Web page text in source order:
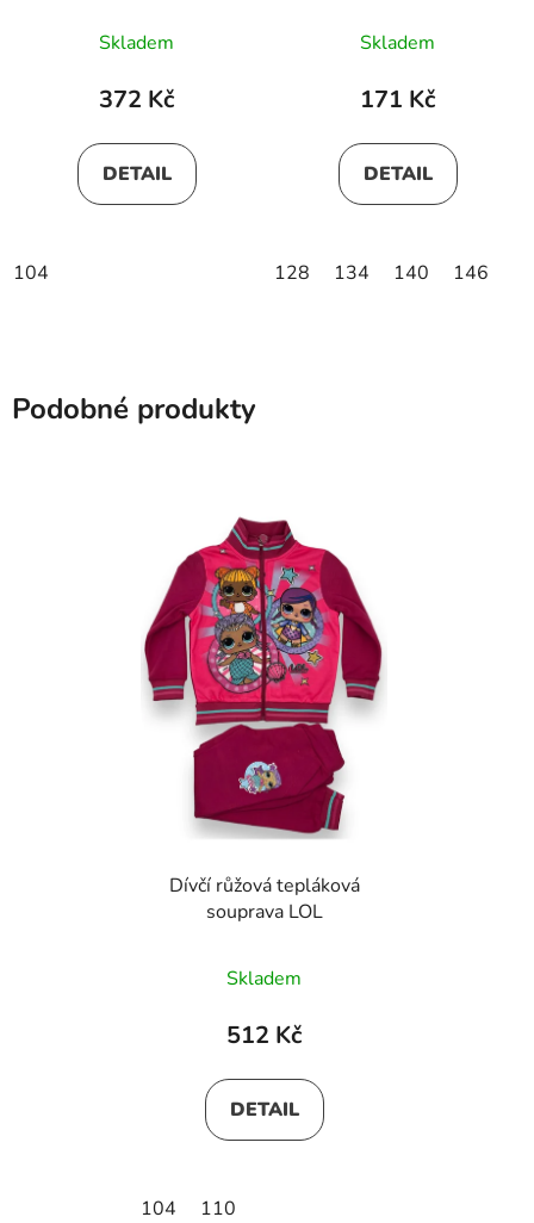
Skladem
372 Kč
DETAIL
104
Skladem
171 Kč
DETAIL
128 134 140 146
Podobné produkty
Dívčí růžová tepláková
souprava LOL
Skladem
512 Kč
DETAIL
104 110